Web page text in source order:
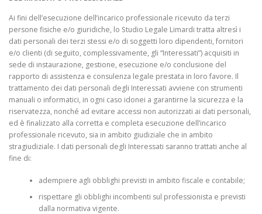
Ai fini dell’esecuzione dell’incarico professionale ricevuto da terzi
persone fisiche e/o giuridiche, lo Studio Legale Limardi tratta altresì i
dati personali dei terzi stessi e/o di soggetti loro dipendenti, fornitori
e/o clienti (di seguito, complessivamente, gli “Interessati”) acquisiti in
sede di instaurazione, gestione, esecuzione e/o conclusione del
rapporto di assistenza e consulenza legale prestata in loro favore. Il
trattamento dei dati personali degli Interessati avviene con strumenti
manuali o informatici, in ogni caso idonei a garantirne la sicurezza e la
riservatezza, nonché ad evitare accessi non autorizzati ai dati personali,
ed è finalizzato alla corretta e completa esecuzione dell’incarico
professionale ricevuto, sia in ambito giudiziale che in ambito
stragiudiziale. I dati personali degli Interessati saranno trattati anche al
fine di:
adempiere agli obblighi previsti in ambito fiscale e contabile;
rispettare gli obblighi incombenti sul professionista e previsti
dalla normativa vigente.